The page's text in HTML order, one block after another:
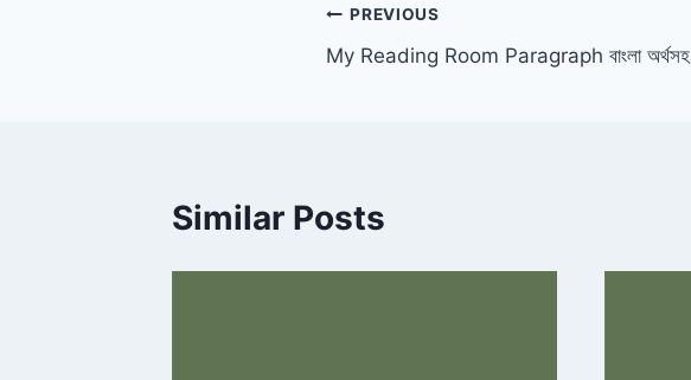
Post
navigation
PREVIOUS
My Reading Room Paragraph বাংলা অর্থসহ
Similar Posts